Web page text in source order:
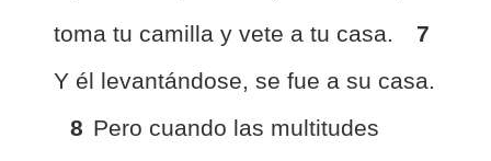
toma tu camilla y vete a tu casa.
7
Y él levantándose, se fue a su casa.
8 Pero cuando las multitudes